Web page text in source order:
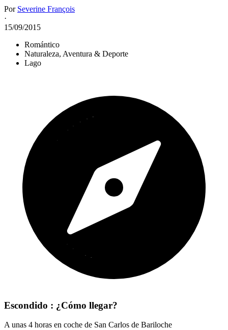
Por Severine François
·
15/09/2015
Romántico
Naturaleza, Aventura & Deporte
Lago
Escondido : ¿Cómo llegar?
A unas 4 horas en coche de San Carlos de Bariloche